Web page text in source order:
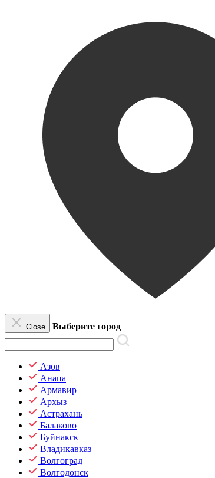
Close Выберите город
Азов
Анапа
Армавир
Архыз
Астрахань
Балаково
Буйнакск
Владикавказ
Волгоград
Волгодонск